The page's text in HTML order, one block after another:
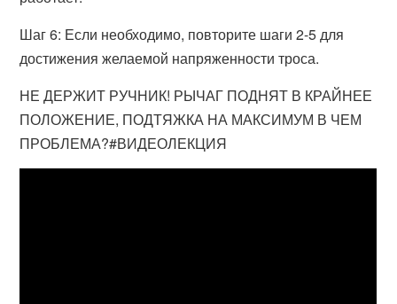
Шаг 6: Если необходимо, повторите шаги 2-5 для
достижения желаемой напряженности троса.
НЕ ДЕРЖИТ РУЧНИК! РЫЧАГ ПОДНЯТ В КРАЙНЕЕ
ПОЛОЖЕНИЕ, ПОДТЯЖКА НА МАКСИМУМ В ЧЕМ
ПРОБЛЕМА?#ВИДЕОЛЕКЦИЯ